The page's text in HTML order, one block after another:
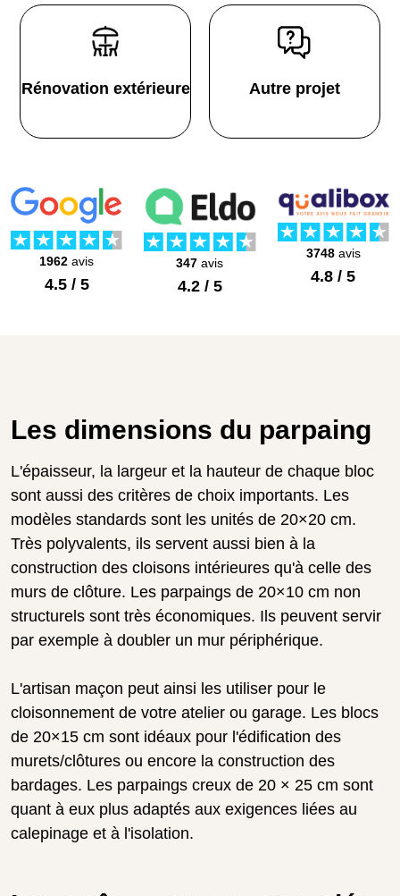
Rénovation extérieure Autre projet
1962 avis
4.5 / 5
347 avis
4.2 / 5
3748avis
4.8 / 5
Les dimensions du parpaing
L'épaisseur, la largeur et la hauteur de chaque bloc
sont aussi des critères de choix importants. Les
modèles standards sont les unités de 20×20 cm.
Très polyvalents, ils servent aussi bien à la
construction des cloisons intérieures qu'à celle des
murs de clôture. Les parpaings de 20×10 cm non
structurels sont très économiques. Ils peuvent servir
par exemple à doubler un mur périphérique.
L'artisan maçon peut ainsi les utiliser pour le
cloisonnement de votre atelier ou garage. Les blocs
de 20×15 cm sont idéaux pour l'édification des
murets/clôtures ou encore la construction des
bardages. Les parpaings creux de 20 × 25 cm sont
quant à eux plus adaptés aux exigences liées au
calepinage et à l'isolation.